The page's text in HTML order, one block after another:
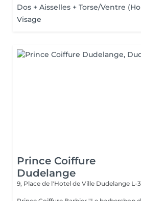
Dos + Aisselles + Torse/Ventre
Visage
Prince Coiffure
Dudelange
9, Place de l'Hotel de Ville Dudelange L-